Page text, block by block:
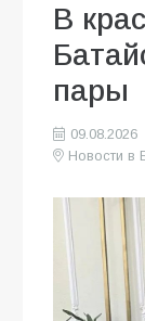
В
пары
09.08.2026
Новости в